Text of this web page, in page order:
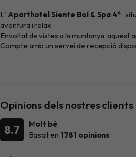
L' Aparthotel Siente Boí & Spa 4* ,
aventura i relax.
Envoltat de vistes a la muntanya,
Compte amb un servei de recepció
Per relaxar-vos després d'un llarg dia
família o amics.
Si res destaca aquesta destinació és per
A l'hivern, gaudiu de
Ruta dels Enamoratssituades a
Opinions dels nostres clients
8.7
Molt bé
Basat en 1781 opinions